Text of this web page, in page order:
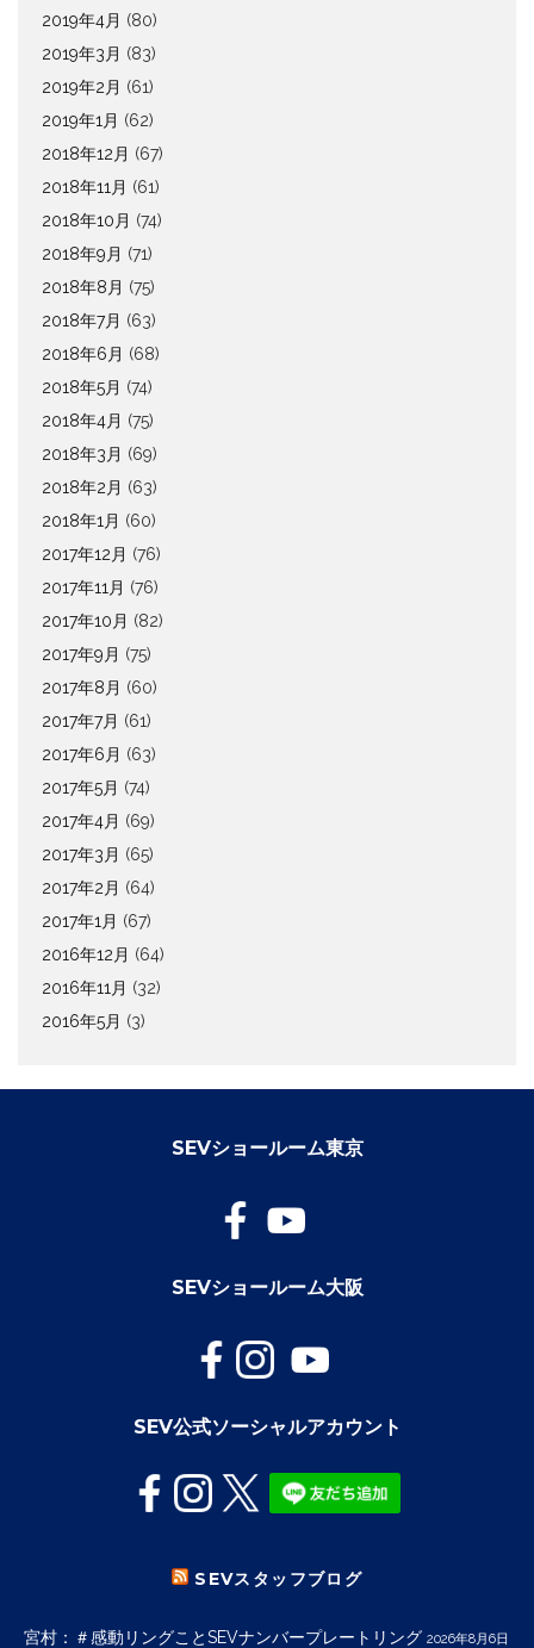
2019年4月 (80)
2019年3月 (83)
2019年2月 (61)
2019年1月 (62)
2018年12月 (67)
2018年11月 (61)
2018年10月 (74)
2018年9月 (71)
2018年8月 (75)
2018年7月 (63)
2018年6月 (68)
2018年5月 (74)
2018年4月 (75)
2018年3月 (69)
2018年2月 (63)
2018年1月 (60)
2017年12月 (76)
2017年11月 (76)
2017年10月 (82)
2017年9月 (75)
2017年8月 (60)
2017年7月 (61)
2017年6月 (63)
2017年5月 (74)
2017年4月 (69)
2017年3月 (65)
2017年2月 (64)
2017年1月 (67)
2016年12月 (64)
2016年11月 (32)
2016年5月 (3)
SEVショールーム東京
SEVショールーム大阪
SEV公式ソーシャルアカウント
SEVスタッフブログ
宮村：＃感動リングことSEVナンバープレートリング 2026年8月6日